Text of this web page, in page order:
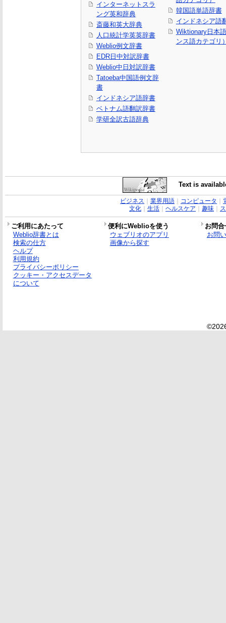
インターネットスラ
ング英和辞典
斎藤和英大辞典
人口統計学英英辞書
Weblio例文辞書
EDR日中対訳辞書
Weblio中日対訳辞書
Tatoeba中国語例文辞
書
インドネシア語辞書
ベトナム語翻訳辞書
学研全訳古語辞典
韓国語単語辞書
インドネシア語
Wiktionary日本
ンス語カテゴリ
Text is
ビジネス 業界用語｜ コンピュータ
文化｜ 生活｜ ヘルスケア 趣味｜
ご利用にあたって 便利にWeblioを使う
お問
Weblio辞書とは
検索の仕方
ヘルプ
利用規約
プライバシーポリシー
クッキー・アクセスデータ
について
ウェブリオのアプリ
画像から探す
お問